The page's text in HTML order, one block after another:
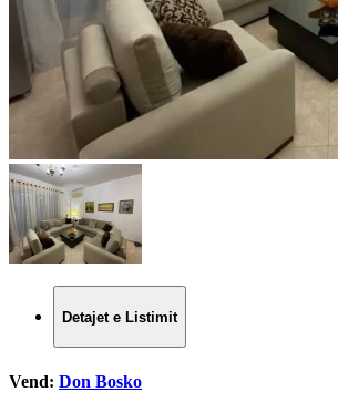
Detajet e Listimit
Vend: Don Bosko